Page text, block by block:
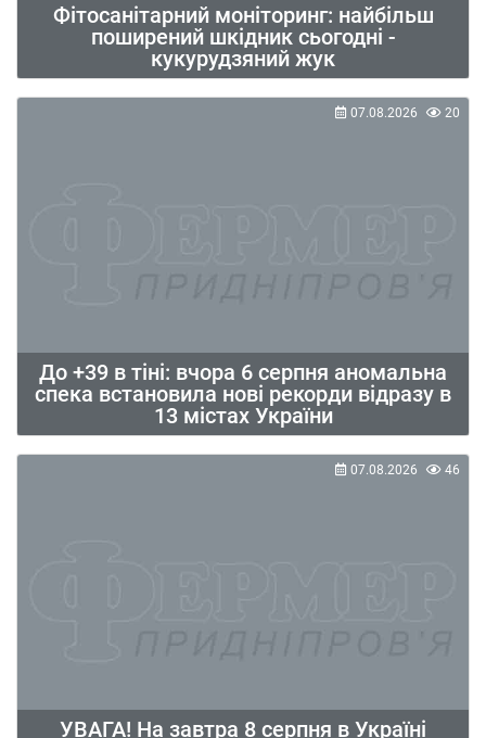
Фітосанітарний моніторинг: найбільш
поширений шкідник сьогодні -
кукурудзяний жук
До +39 в тіні: вчора 6 серпня аномальна
спека встановила нові рекорди відразу в
13 містах України
07.08.2026 20
УВАГА! На завтра 8 серпня в Україні
07.08.2026 46